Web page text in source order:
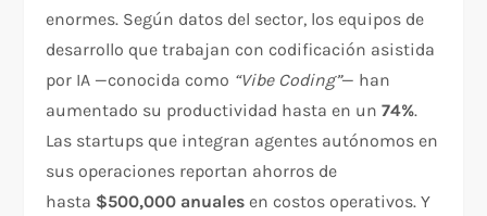
enormes. Según datos del sector, los equipos de
desarrollo que trabajan con codificación asistida
por IA —conocida como “Vibe Coding”— han
aumentado su productividad hasta en un74%.
Las startups que integran agentes autónomos en
sus operaciones reportan ahorros de
hasta $500,000 anuales en costos operativos. Y